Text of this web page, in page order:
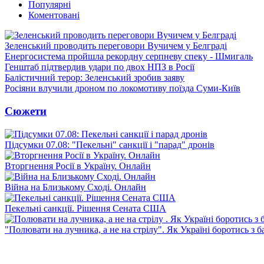
Популярні
Коментовані
Зеленський проводить переговори Вучичем у Белграді
Енергосистема пройшла рекордну серпневу спеку - Шмигаль
Генштаб підтвердив удари по двох НПЗ в Росії
Балістичний терор: Зеленський зробив заяву
Росіяни влучили дроном по локомотиву поїзда Суми-Київ
Сюжети
Підсумки 07.08: "Пекельні" санкції і "парад" дронів
Вторгнення Росії в Україну. Онлайн
Війна на Близькому Сході. Онлайн
Пекельні санкції. Рішення Сената США
"Полювати на лучника, а не на стрілу". Як Україні боротись з